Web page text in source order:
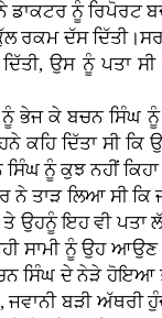
ਨੂੰ ਰਿਪੋਰਟ
ਰਕਮ ਦੱਸ
ਦਿੱਤੀ, ਉਸ ਨੂੰ ਪਤਾ
ਨੂੰ ਭੇਜ ਕੇ ਬਚਨ ਸਿੰਘ
ਕਹਿ ਦਿੱਤਾ ਸੀ ਕਿ
ਨੂੰ ਕੁਝ ਨਹੀਂ ਕਿਹਾ
ਸੀ ਕਿ
ਉਹਨੂੰ ਇਹ ਵੀ ਪਤਾ
ਸਾਮੀ ਨੂੰ ਉਹ
ਸਿੰਘ ਦੇ ਨੇੜੇ ਹੋਇਆ
ਜਵਾਨੀ ਬੜੀ ਅੱਥਰੀ